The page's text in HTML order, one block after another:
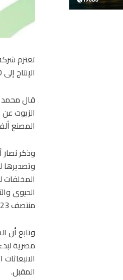
الإنتاج إلى 10 آلاف لتر كل 8 ساعات من ألف لتر حاليًا.
قال محمد
المصنع
وتصديرها
المخلفات
الحيوى
منتصف 2023.
وتابع أن
مصرية
المقبل.